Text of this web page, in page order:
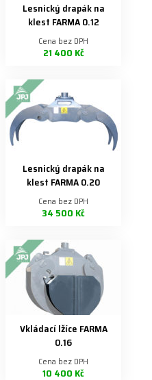
Lesnický drapák na
klest FARMA 0.12
Cena bez DPH
21 400 Kč
Lesnický drapák na
klest FARMA 0.20
Cena bez DPH
34 500 Kč
Vkládací lžíce FARMA
0.16
Cena bez DPH
10 400 Kč